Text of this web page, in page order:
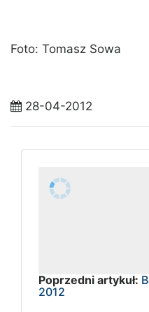
Foto: Tomasz Sowa
28-04-2012
Poprzedni artykuł:
2012